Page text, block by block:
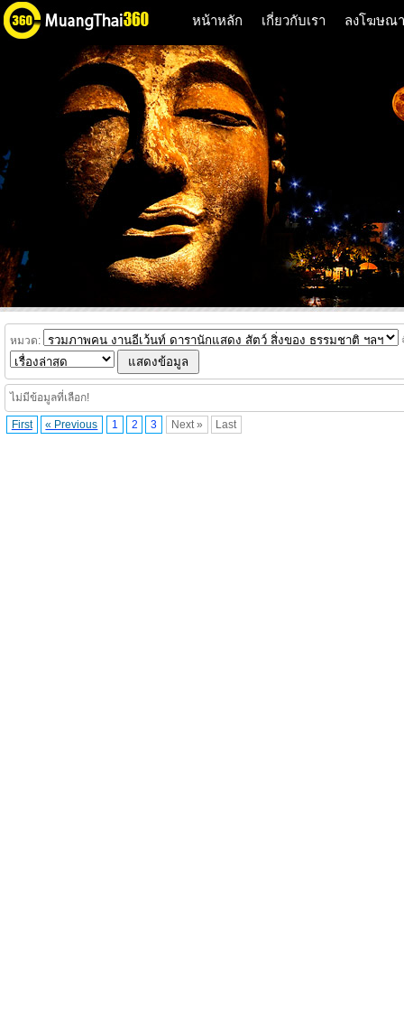
หน้าหลัก เกี่ยวกับเรา ลงโฆษณา
หมวด:
ไม่มีข้อมูลที่เลือก!
First « Previous 1 2 3 Next » Last